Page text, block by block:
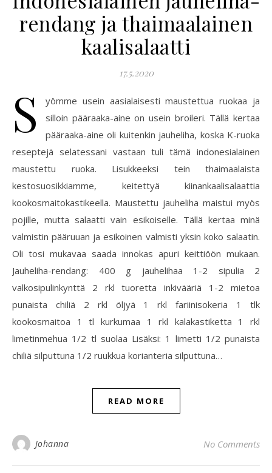
rendang ja thaimaalainen
kaalisalaatti
17.5.2020
S
yömme usein aasialaisesti maustettua ruokaa ja
silloin pääraaka-aine on usein broileri. Tällä kertaa
pääraaka-aine oli kuitenkin jauheliha, koska K-ruoka
reseptejä selatessani vastaan tuli tämä indonesialainen
maustettu ruoka. Lisukkeeksi tein thaimaalaista
kestosuosikkiamme, keitettyä kiinankaalisalaattia
kookosmaitokastikeella. Maustettu jauheliha maistui myös
pojille, mutta salaatti vain esikoiselle. Tällä kertaa minä
valmistin pääruuan ja esikoinen valmisti yksin koko salaatin.
Oli tosi mukavaa saada innokas apuri keittiöön mukaan.
Jauheliha-rendang: 400 g jauhelihaa 1-2 sipulia 2
valkosipulinkynttä 2 rkl tuoretta inkivääriä 1-2 mietoa
punaista chiliä 2 rkl öljyä 1 rkl fariinisokeria 1 tlk
kookosmaitoa 1 tl kurkumaa 1 rkl kalakastiketta 1 rkl
limetinmehua 1/2 tl suolaa Lisäksi: 1 limetti 1/2 punaista
chiliä silputtuna 1/2 ruukkua korianteria silputtuna…
READ MORE
Johanna No Comments